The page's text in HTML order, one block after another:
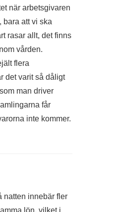
när arbetsgivaren
bara att vi ska
rasar allt, det finns
vården.
flera
det varit så dåligt
man driver
får
inte kommer.
natten innebär fler